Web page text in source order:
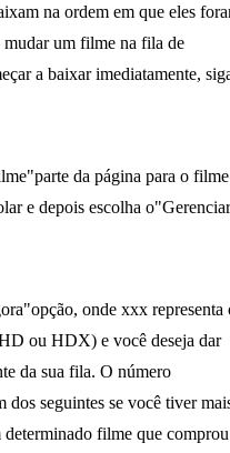
na ordem em que eles
mudar um filme na fila de
a baixar imediatamente,
da página para o filme
e depois escolha o"Gerenciar
onde xxx representa
ou HDX) e você deseja dar
da sua fila. O número
seguintes se você tiver
filme que